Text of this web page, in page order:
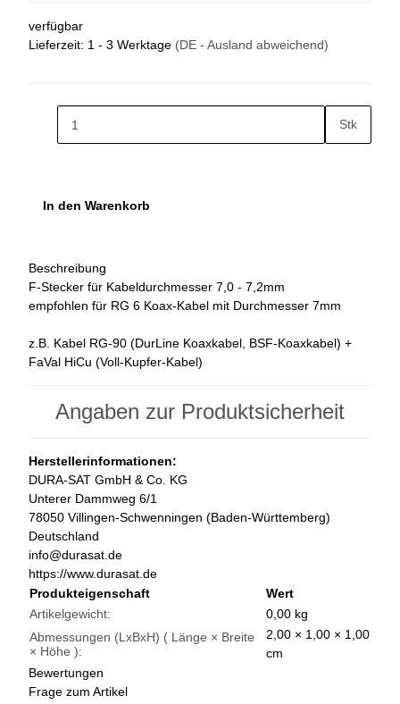
verfügbar
Lieferzeit: 1 - 3 Werktage (DE - Ausland abweichend)
Stk
In den Warenkorb
Beschreibung
F-Stecker für Kabeldurchmesser 7,0 - 7,2mm
empfohlen für RG 6 Koax-Kabel mit Durchmesser 7mm
z.B. Kabel RG-90 (DurLine Koaxkabel, BSF-Koaxkabel) +
FaVal HiCu (Voll-Kupfer-Kabel)
Angaben zur Produktsicherheit
Herstellerinformationen:
DURA-SAT GmbH & Co. KG
Unterer Dammweg 6/1
78050 Villingen-Schwenningen (Baden-Württemberg)
Deutschland
info@durasat.de
https://www.durasat.de
Produkteigenschaft
Wert
Artikelgewicht:
0,00 kg
Abmessungen (LxBxH) ( Länge × Breite
× Höhe ):
2,00 × 1,00 × 1,00
cm
Bewertungen
Frage zum Artikel